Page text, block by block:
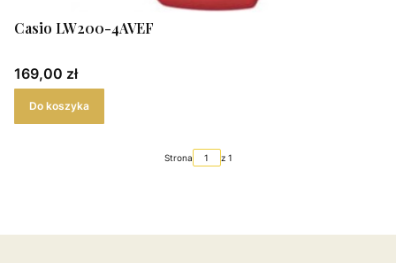
Casio LW200-4AVEF
Cena
169,00 zł
Do koszyka
Strona z 1